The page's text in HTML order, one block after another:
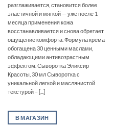
разглаживается, становится более
эластичной и мягкой — уже после 1
месяца применения кожа
восстанавливается и снова обретает
ощущение комфорта. Формула крема
обогащена 30 ценными маслами,
обладающими антивозрастным
эффектом. Сыворотка Эликсир
Красоты, 30 мл Сыворотка с
уникальной легкой и маслянистой
текстурой – [...]
В МАГАЗИН